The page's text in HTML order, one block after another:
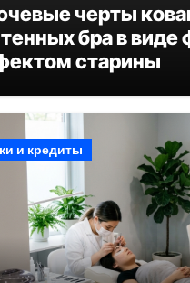
черты
бра в виде
старины
и кредиты